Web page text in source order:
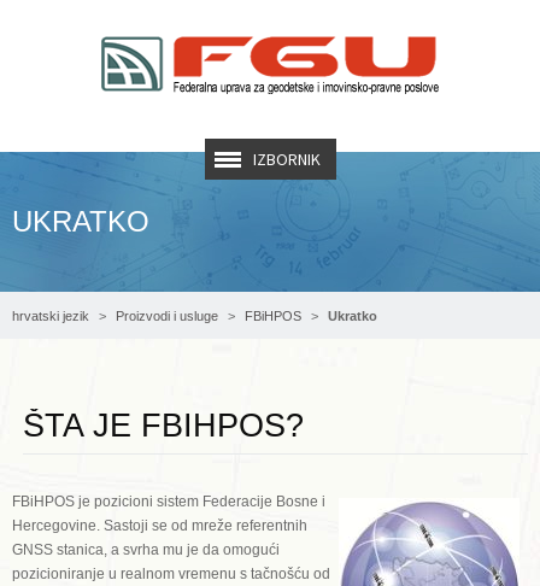
IZBORNIK
UKRATKO
hrvatski jezik Proizvodi i usluge FBiHPOS Ukratko
ŠTA JE FBIHPOS?
FBiHPOS je pozicioni sistem Federacije Bosne i
Hercegovine. Sastoji se od mreže referentnih
GNSS stanica, a svrha mu je da omogući
pozicioniranje u realnom vremenu s tačnošću od